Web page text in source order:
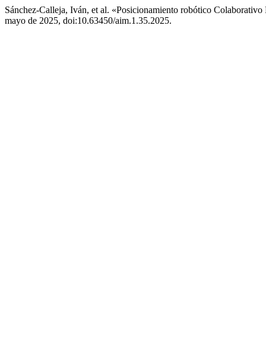
Sánchez-Calleja, Iván, et al. «Posicionamiento robótico
mayo de 2025, doi:10.63450/aim.1.35.2025.